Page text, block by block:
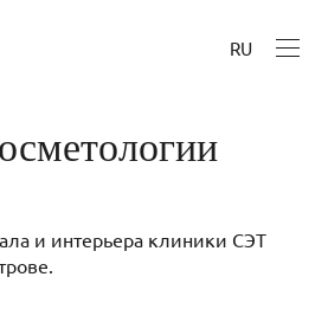
RU
и интерьера клиники СЭТ